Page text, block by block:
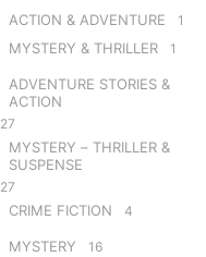
ACTION & ADVENTURE 1
MYSTERY & THRILLER 1
ADVENTURE STORIES &
ACTION
27
MYSTERY – THRILLER &
SUSPENSE
27
CRIME FICTION 4
MYSTERY 16